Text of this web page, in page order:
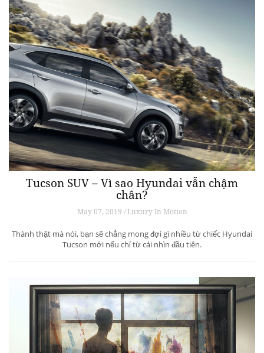
Tucson SUV – Vì sao Hyundai vẫn chậm
chân?
May 07, 2019 / Luxury In Motion
Thành thật mà nói, bạn sẽ chẳng mong đợi gì nhiều từ chiếc Hyundai
Tucson mới nếu chỉ từ cái nhìn đầu tiên.